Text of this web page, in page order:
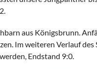
aus Königsbrunn.
Im weiteren Verlauf des
Endstand 9:0.